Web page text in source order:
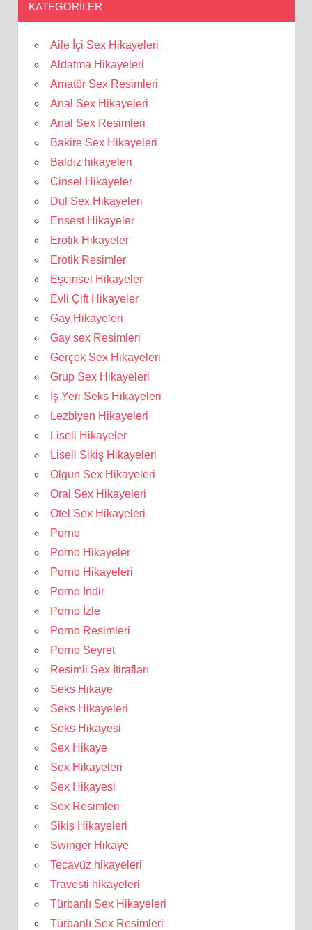
KATEGORILER
Aile İçi Sex Hikayeleri
Aldatma Hikayeleri
Amatör Sex Resimleri
Anal Sex Hikayeleri
Anal Sex Resimleri
Bakire Sex Hikayeleri
Baldız hikayeleri
Cinsel Hikayeler
Dul Sex Hikayeleri
Ensest Hikayeler
Erotik Hikayeler
Erotik Resimler
Eşcinsel Hikayeler
Evli Çift Hikayeler
Gay Hikayeleri
Gay sex Resimleri
Gerçek Sex Hikayeleri
Grup Sex Hikayeleri
İş Yeri Seks Hikayeleri
Lezbiyen Hikayeleri
Liseli Hikayeler
Liseli Sikiş Hikayeleri
Olgun Sex Hikayeleri
Oral Sex Hikayeleri
Otel Sex Hikayeleri
Porno
Porno Hikayeler
Porno Hikayeleri
Porno İndir
Porno İzle
Porno Resimleri
Porno Seyret
Resimli Sex İtirafları
Seks Hikaye
Seks Hikayeleri
Seks Hikayesi
Sex Hikaye
Sex Hikayeleri
Sex Hikayesi
Sex Resimleri
Sikiş Hikayeleri
Swinger Hikaye
Tecavüz hikayeleri
Travesti hikayeleri
Türbanlı Sex Hikayeleri
Türbanlı Sex Resimleri